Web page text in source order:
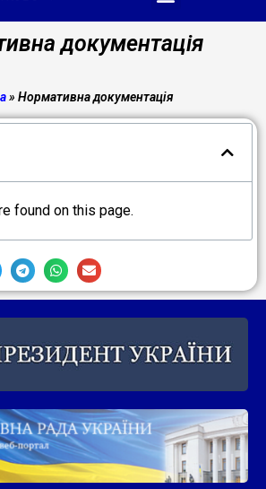
документація
» Нормативна документація
found on this page.